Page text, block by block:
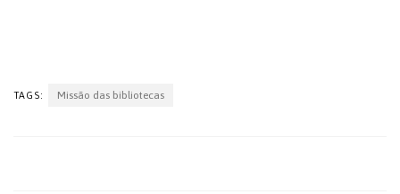
TAGS: Missão das bibliotecas